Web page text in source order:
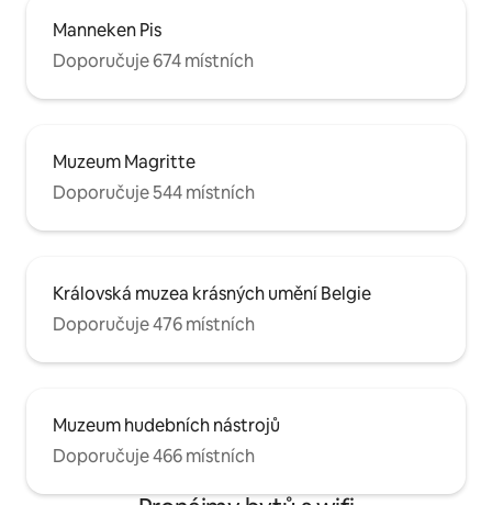
Manneken Pis
Doporučuje 674 místních
Muzeum Magritte
Doporučuje 544 místních
Královská muzea krásných umění Belgie
Doporučuje 476 místních
Muzeum hudebních nástrojů
Doporučuje 466 místních